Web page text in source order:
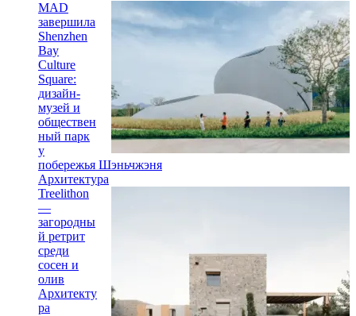
MAD
завершила
Shenzhen
Bay
Culture
Square:
дизайн-
музей и
обществен
ный парк
у
побережья Шэньчжэня
Архитектура
Treelithon
—
загородны
й ретрит
среди
сосен и
олив
Архитекту
ра